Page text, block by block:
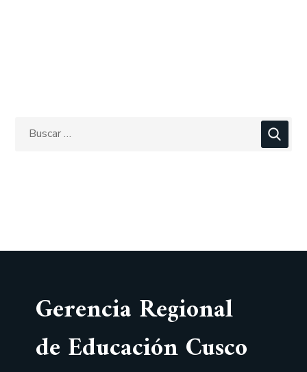
Gerencia Regional
de Educación Cusco